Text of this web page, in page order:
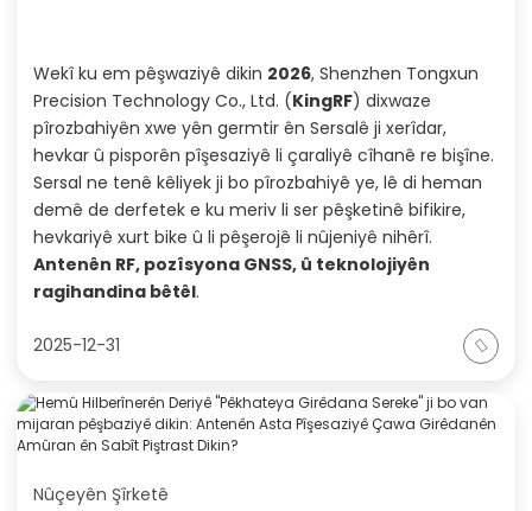
Wekî ku em pêşwaziyê dikin 2026, Shenzhen Tongxun
Precision Technology Co., Ltd. (KingRF) dixwaze
pîrozbahiyên xwe yên germtir ên Sersalê ji xerîdar,
hevkar û pisporên pîşesaziyê li çaraliyê cîhanê re bişîne.
Sersal ne tenê kêliyek ji bo pîrozbahiyê ye, lê di heman
demê de derfetek e ku meriv li ser pêşketinê bifikire,
hevkariyê xurt bike û li pêşerojê li nûjeniyê nihêrî.
Antenên RF, pozîsyona GNSS, û teknolojiyên
ragihandina bêtêl.
2025-12-31
Nûçeyên Şîrketê